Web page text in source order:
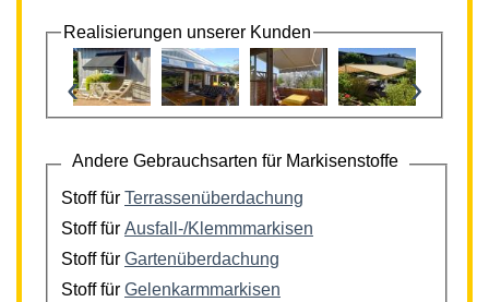
Realisierungen unserer Kunden
‹ ›
Andere Gebrauchsarten für Markisenstoffe
Stoff für Terrassenüberdachung
Stoff für Ausfall-/Klemmmarkisen
Stoff für Gartenüberdachung
Stoff für Gelenkarmmarkisen